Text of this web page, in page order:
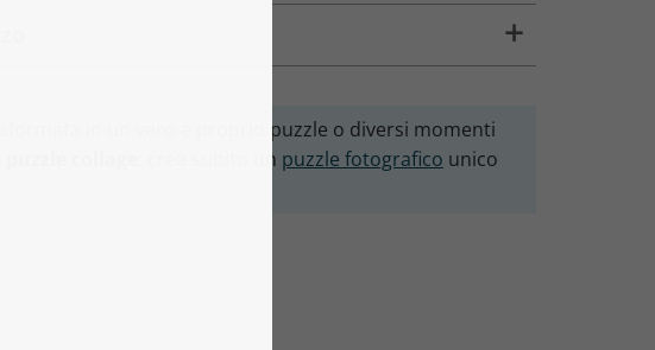
in un vero e proprio puzzle o diversi momenti
: crea subito un puzzle fotografico unico